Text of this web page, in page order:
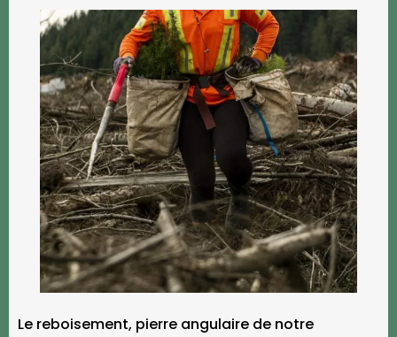
Le reboisement, pierre angulaire de notre